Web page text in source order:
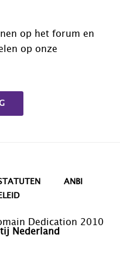
op het forum en
op onze
ANBI
Dedication 2010
Nederland